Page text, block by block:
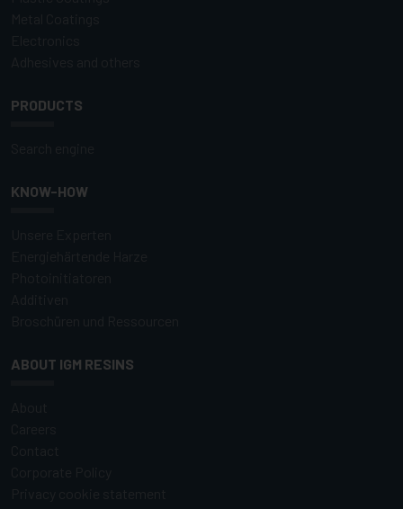
PRODUCTS
KNOW-HOW
ABOUT IGM RESINS